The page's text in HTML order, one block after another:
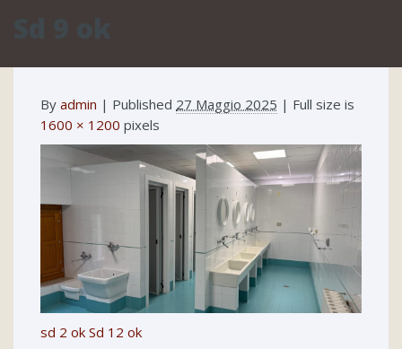
By admin | Published 27 Maggio 2025 | Full size is
1600 × 1200 pixels
sd 2 ok Sd 12 ok